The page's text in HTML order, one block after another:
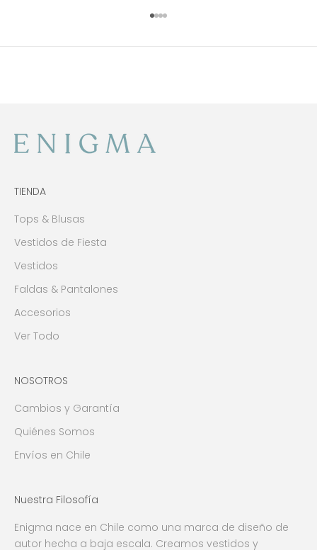
Ir al artículo 1
Ir al artículo 2
Ir al artículo 3
Ir al artículo 4
TIENDA
Tops & Blusas
Vestidos de Fiesta
Vestidos
Faldas & Pantalones
Accesorios
Ver Todo
NOSOTROS
Cambios y Garantía
Quiénes Somos
Envíos en Chile
Nuestra Filosofía
Enigma nace en Chile como una marca de diseño de
autor hecha a baja escala. Creamos vestidos y